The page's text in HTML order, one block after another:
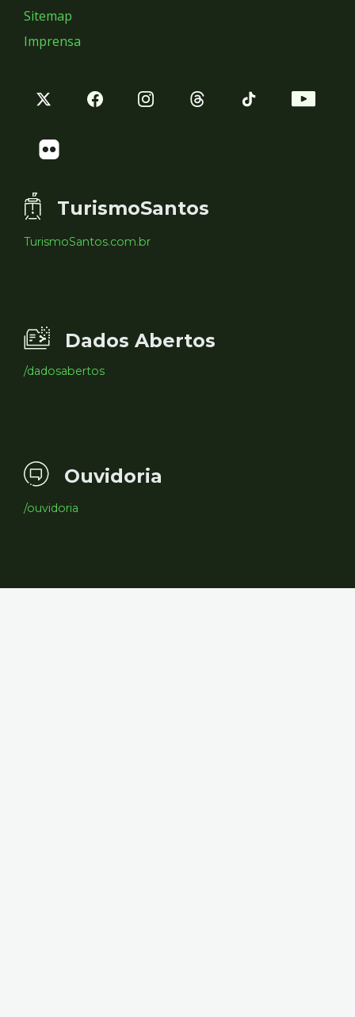
Sitemap
Imprensa
TurismoSantos
TurismoSantos.com.br
Dados Abertos
/dadosabertos
Ouvidoria
/ouvidoria